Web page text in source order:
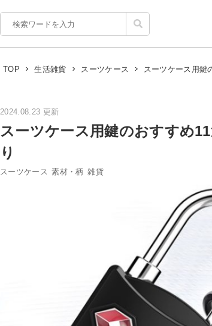
TOP 生活雑貨 スーツケース スーツケース用鍵
2024.08.23 更新
スーツケース用鍵のおすすめ
り
スーツケース 素材・柄 雑貨